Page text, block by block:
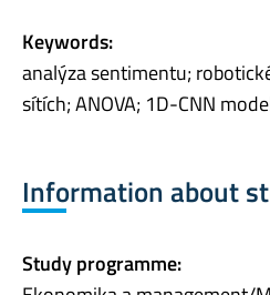
Keywords:
analýza sentimentu;
sítích; ANOVA; 1D-CNN
Information about
Study programme: